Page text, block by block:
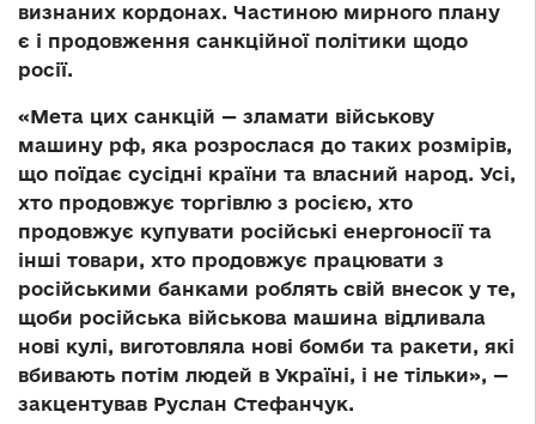
визнаних кордонах. Частиною мирного плану
є і продовження санкційної політики щодо
росії.
«Мета цих санкцій — зламати військову
машину рф, яка розрослася до таких розмірів,
що поїдає сусідні країни та власний народ. Усі,
хто продовжує торгівлю з росією, хто
продовжує купувати російські енергоносії та
інші товари, хто продовжує працювати з
російськими банками роблять свій внесок у те,
щоби російська військова машина відливала
нові кулі, виготовляла нові бомби та ракети, які
вбивають потім людей в Україні, і не тільки», —
закцентував Руслан Стефанчук.